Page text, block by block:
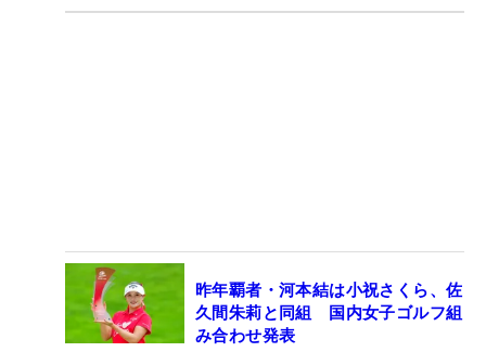
昨年覇者・河本結は小祝さくら、佐
久間朱莉と同組 国内女子ゴルフ組
み合わせ発表